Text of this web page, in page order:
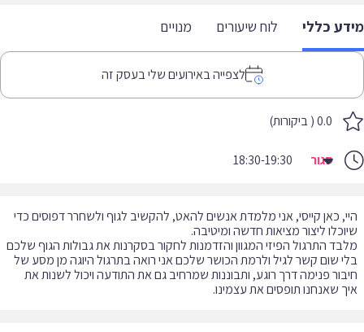
כללי לוח שיעורים מנויים
לצפייה באירועים שלי בעסק זה
0.0 ( ביקורות)
סגור 18:30-19:30
כאן קייסי, אני מלמדת אנשים להאט, להקשיב לגוף ולשחרר דפוסים כדי
התרגול הפיזי המגוון והזדמנות לחקור בסקרנות את גבולות הגוף שלכם
שום קשר לגיל ולרמת הכושר שלכם אני רואה בתרגול היוגה מן מסע של
פנימה דרך רוגע, ותבוננות שמרחיב גם את התודעה ויכול לשנות את
שאנחנו תופסים את עצמינו.